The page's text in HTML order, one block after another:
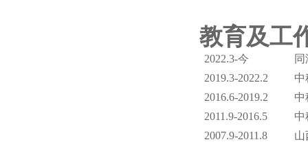
教育及工
2022.3-今
2019.3-2022.2
中
2016.6-2019.2
中
2011.9-2016.5
中
2007.9-2011.8
山